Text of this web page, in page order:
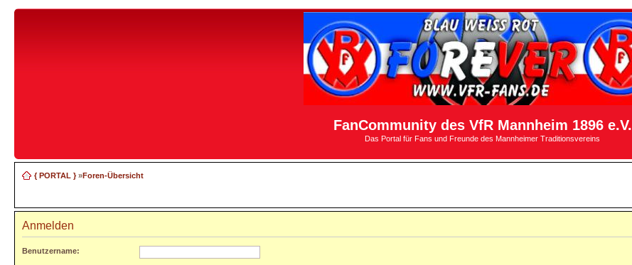
FanCommunity des VfR Mannheim 1896 e.V.
Das Portal für Fans und Freunde des Mannheimer Traditionsvereins
{ PORTAL }»Foren-Übersicht
Anmelden
Benutzername: